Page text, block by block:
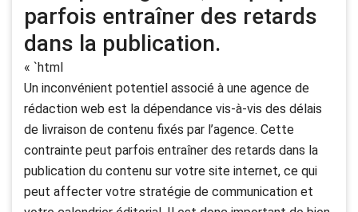
parfois entraîner des retards
dans la publication.
« `html
Un inconvénient potentiel associé à une agence de
rédaction web est la dépendance vis-à-vis des délais
de livraison de contenu fixés par l’agence. Cette
contrainte peut parfois entraîner des retards dans la
publication du contenu sur votre site internet, ce qui
peut affecter votre stratégie de communication et